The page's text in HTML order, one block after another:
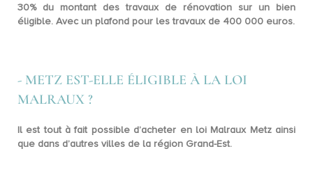
30%du montant des travaux de rénovation sur un bien
éligible. Avec un plafond pour les travaux de 400 000 euros.
- METZ EST-ELLE ÉLIGIBLE À LA LOI
MALRAUX ?
Il est tout à fait possible d’acheter en loi Malraux Metz ainsi
que dans d’autres villes de la région Grand-Est.